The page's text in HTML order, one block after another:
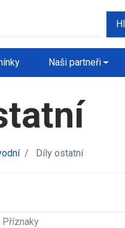
Naši partneři
/ Díly ostatní
Příznaky